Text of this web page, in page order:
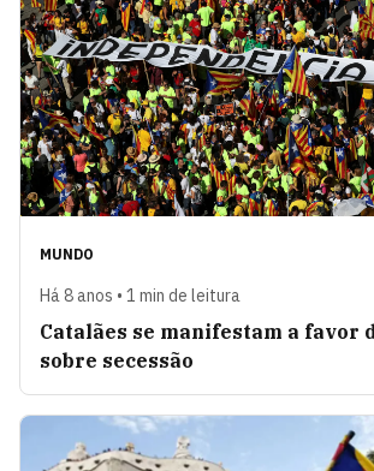
MUNDO
Há 8 anos • 1 min de leitura
Catalães se manifestam a favor
sobre secessão